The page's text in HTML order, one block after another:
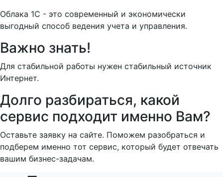
Облака 1С - это современный и экономически
выгодный способ ведения учета и управления.
Важно знать!
Для стабильной работы нужен стабильный источник
Интернет.
Долго разбираться, какой
сервис подходит именно Вам?
Оставьте заявку на сайте. Поможем разобраться и
подберем именно тот сервис, который будет отвечать
вашим бизнес-задачам.